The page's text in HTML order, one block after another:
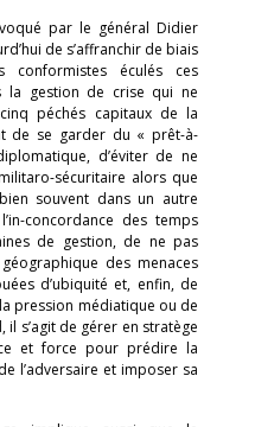
par le général Didier
de s’affranchir de biais
conformistes éculés ces
la gestion de crise qui ne
péchés capitaux de la
de se garder du « prêt-à-
d’éviter de ne
sécuritaire alors que
souvent dans un autre
concordance des temps
de gestion, de ne pas
des menaces
d’ubiquité et, enfin, de
pression médiatique ou de
s’agit de gérer en stratège
et force pour prédire la
l’adversaire et imposer sa